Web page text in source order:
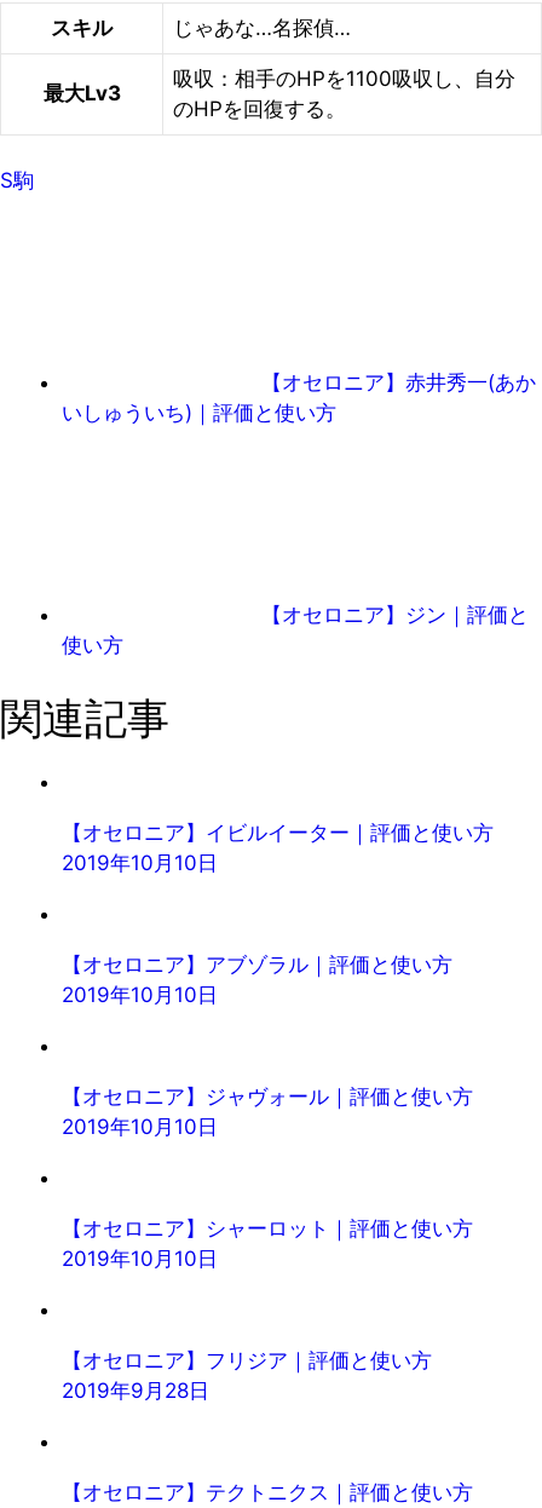
スキル じゃあな…名探偵…
最大Lv3
吸収：相手のHPを1100吸収し、自分
のHPを回復する。
S駒
【オセロニア】赤井秀一(あか
いしゅういち)｜評価と使い方
【オセロニア】ジン｜評価と
使い方
関連記事
【オセロニア】イビルイーター｜評価と使い方
2019年10月10日
【オセロニア】アブゾラル｜評価と使い方
2019年10月10日
【オセロニア】ジャヴォール｜評価と使い方
2019年10月10日
【オセロニア】シャーロット｜評価と使い方
2019年10月10日
【オセロニア】フリジア｜評価と使い方
2019年9月28日
【オセロニア】テクトニクス｜評価と使い方